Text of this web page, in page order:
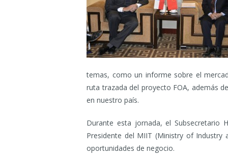
temas, como un informe sobre el
ruta trazada del proyecto FOA, además
en nuestro país.
Durante esta jornada, el Subsecretario
Presidente del MIIT (Ministry of
oportunidades de negocio.